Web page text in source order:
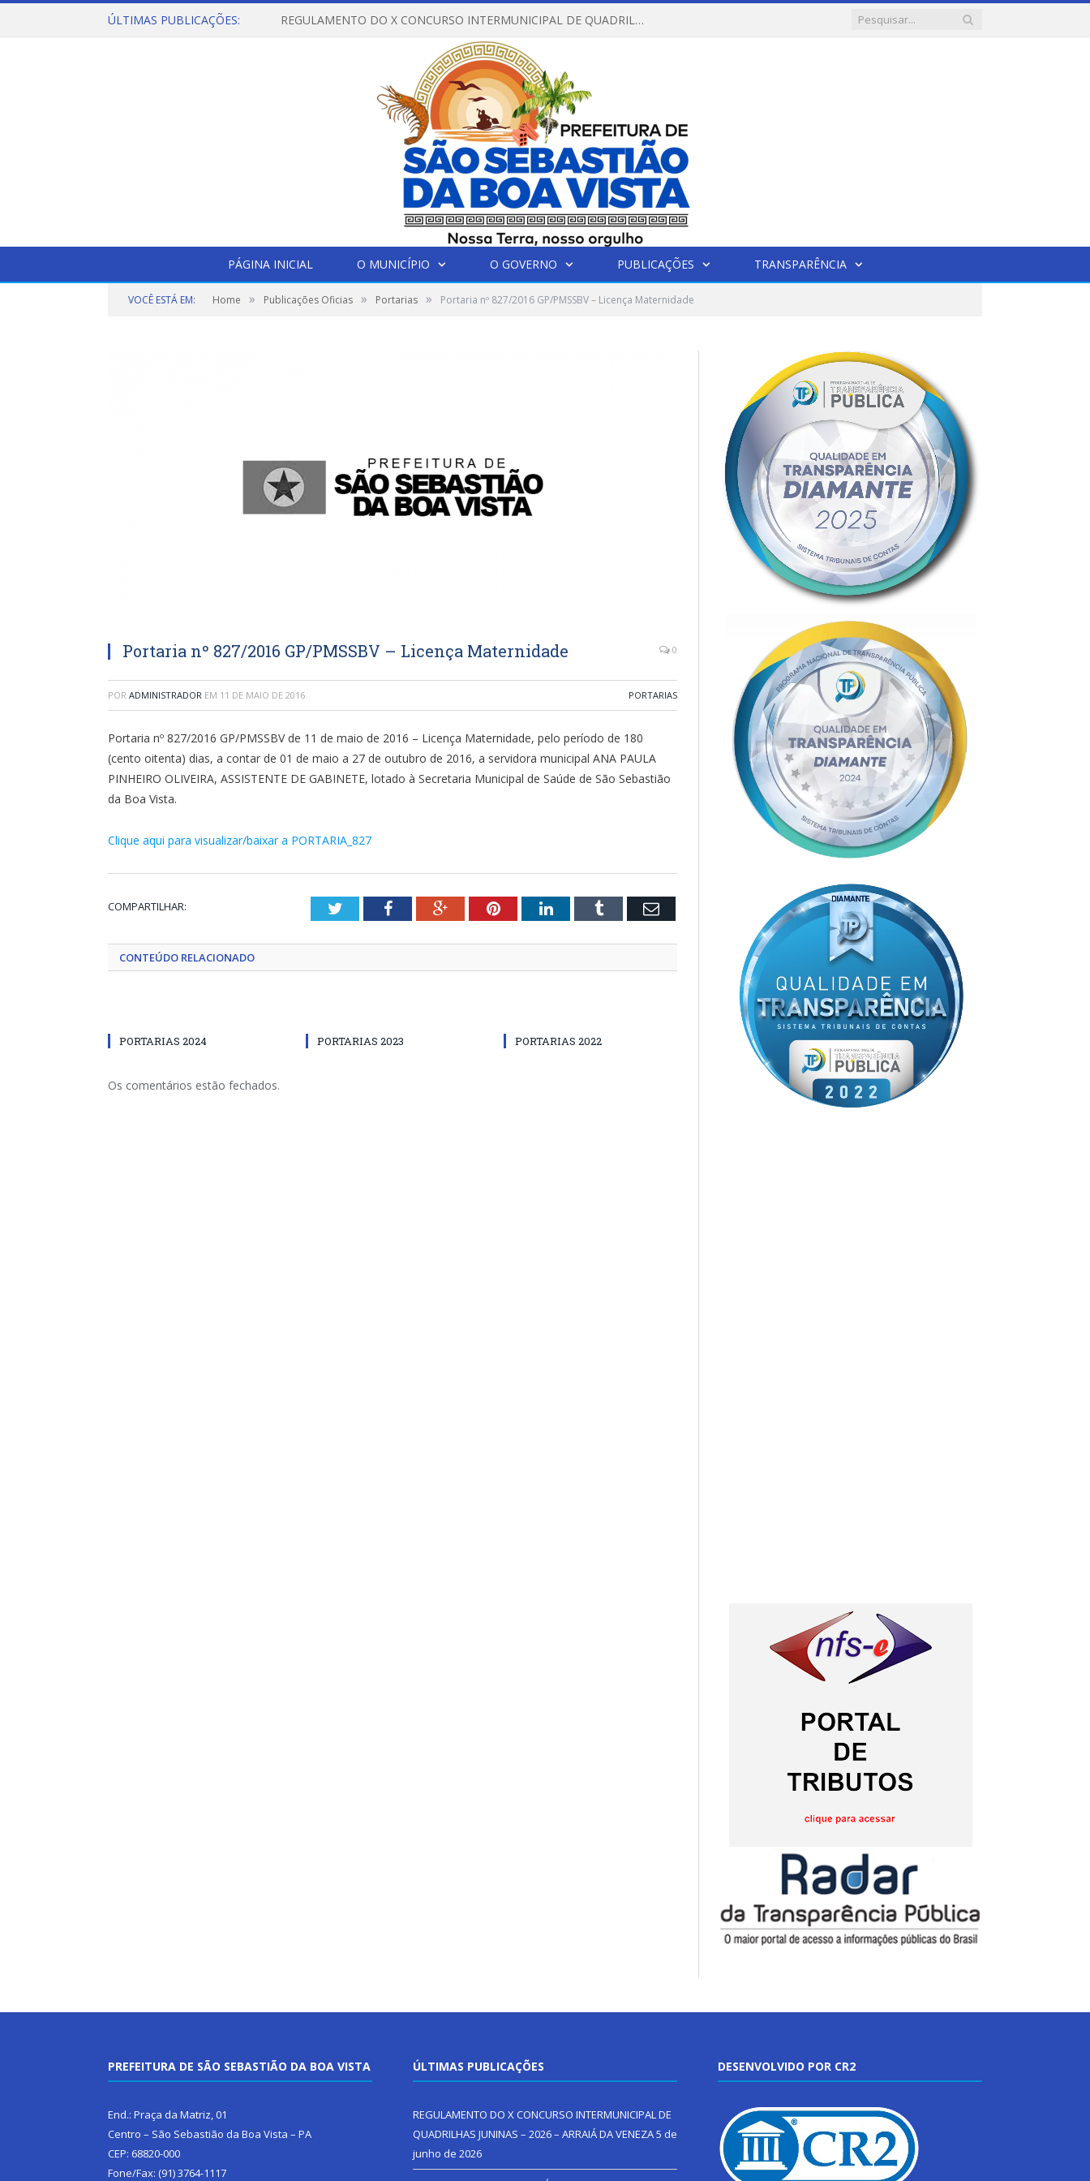
ÚLTIMAS PUBLICAÇÕES: REGULAMENTO DO X CONCURSO INTERMUNICIPAL DE QUADRILHAS JUNINAS – 2026 – ARRAIÁ DA VENEZA
PÁGINA INICIAL O MUNICÍPIO O GOVERNO PUBLICAÇÕES TRANSPARÊNCIA
VOCÊ ESTÁ EM: Home » Publicações Oficias » Portarias » Portaria nº 827/2016 GP/PMSSBV – Licença Maternidade
Portaria nº 827/2016 GP/PMSSBV – Licença Maternidade 0
POR ADMINISTRADOR EM 11 DE MAIO DE 2016 PORTARIAS
Portaria nº 827/2016 GP/PMSSBV de 11 de maio de 2016 – Licença Maternidade, pelo período de 180
(cento oitenta) dias, a contar de 01 de maio a 27 de outubro de 2016, a servidora municipal ANA PAULA
PINHEIRO OLIVEIRA, ASSISTENTE DE GABINETE, lotado à Secretaria Municipal de Saúde de São Sebastião
da Boa Vista.
Clique aqui para visualizar/baixar a PORTARIA_827
COMPARTILHAR: TwitterFacebookGoogle+PinterestLinkedInTumblr Email
CONTEÚDO RELACIONADO
PORTARIAS 2024 PORTARIAS 2023 PORTARIAS 2022
Os comentários estão fechados.
PREFEITURA DE SÃO SEBASTIÃO DA BOA VISTA
End.: Praça da Matriz, 01
Centro – São Sebastião da Boa Vista – PA
CEP: 68820-000
Fone/Fax: (91) 3764-1117
ÚLTIMAS PUBLICAÇÕES
REGULAMENTO DO X CONCURSO INTERMUNICIPAL DE
QUADRILHAS JUNINAS – 2026 – ARRAIÁ DA VENEZA5 de
junho de 2026
DESENVOLVIDO POR CR2